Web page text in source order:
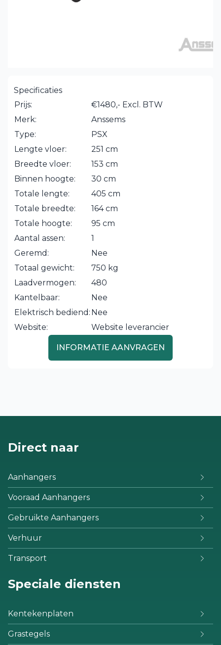
Specificaties
Prijs:
€1480,- Excl. BTW
Merk:
Anssems
Type:
PSX
Lengte vloer:
251 cm
Breedte vloer:
153 cm
Binnen hoogte:
30 cm
Totale lengte:
405 cm
Totale breedte:
164 cm
Totale hoogte:
95 cm
Aantal assen:
1
Geremd:
Nee
Totaal gewicht:
750 kg
Laadvermogen:
480
Kantelbaar:
Nee
Elektrisch bediend: Nee
Website:
Website leverancier
INFORMATIE AANVRAGEN
Direct naar
Aanhangers
Vooraad Aanhangers
Gebruikte Aanhangers
Verhuur
Transport
Speciale diensten
Kentekenplaten
Grastegels